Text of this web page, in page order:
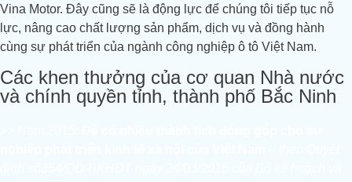
Vina Motor. Đây cũng sẽ là động lực để chúng tôi tiếp tục nỗ
lực, nâng cao chất lượng sản phẩm, dịch vụ và đồng hành
cùng sự phát triển của ngành công nghiệp ô tô Việt Nam.
Các khen thưởng của cơ quan Nhà nước
và chính quyền tỉnh, thành phố Bắc Ninh